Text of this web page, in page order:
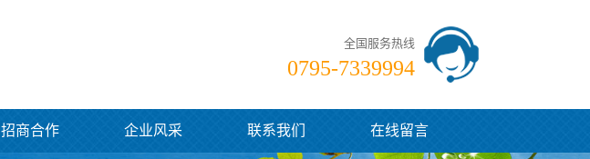
全国服务热线
0795-7339994
招商合作 企业风采 联系我们 在线留言